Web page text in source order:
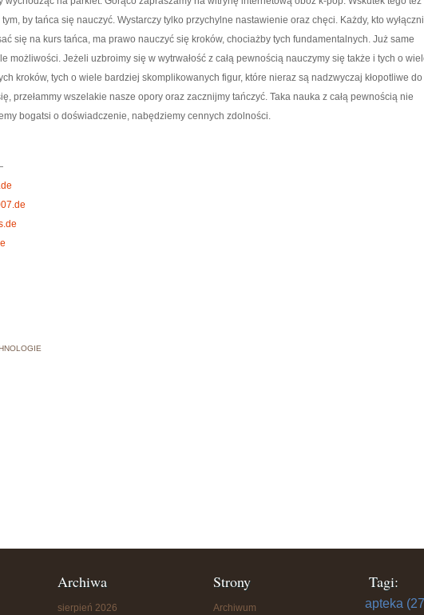
by tańca się nauczyć. Wystarczy tylko przychylne nastawienie oraz chęci. Każdy, kto
się na kurs tańca, ma prawo nauczyć się kroków, chociażby tych fundamentalnych. Już same
możliwości. Jeżeli uzbroimy się w wytrwałość z całą pewnością nauczymy się także i tych o
kroków, tych o wiele bardziej skomplikowanych figur, które nieraz są nadzwyczaj kłopotliwe do
przełammy wszelakie nasze opory oraz zacznijmy tańczyć. Taka nauka z całą pewnością nie
bogatsi o doświadczenie, nabędziemy cennych zdolności.
Archiwa
sierpień 2026
Strony
Archiwum
Tagi:
apteka